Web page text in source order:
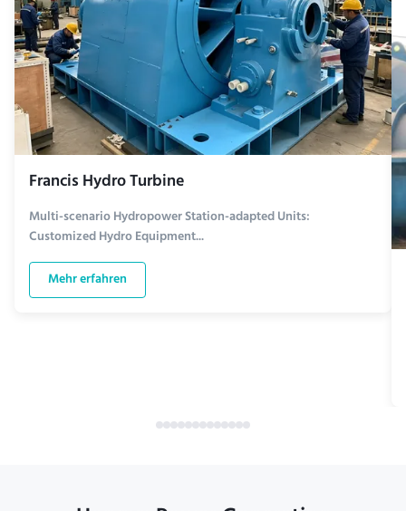
Francis Hydro Turbine
Multi-scenario Hydropower Station-adapted Units:
Customized Hydro Equipment...
Mehr erfahren